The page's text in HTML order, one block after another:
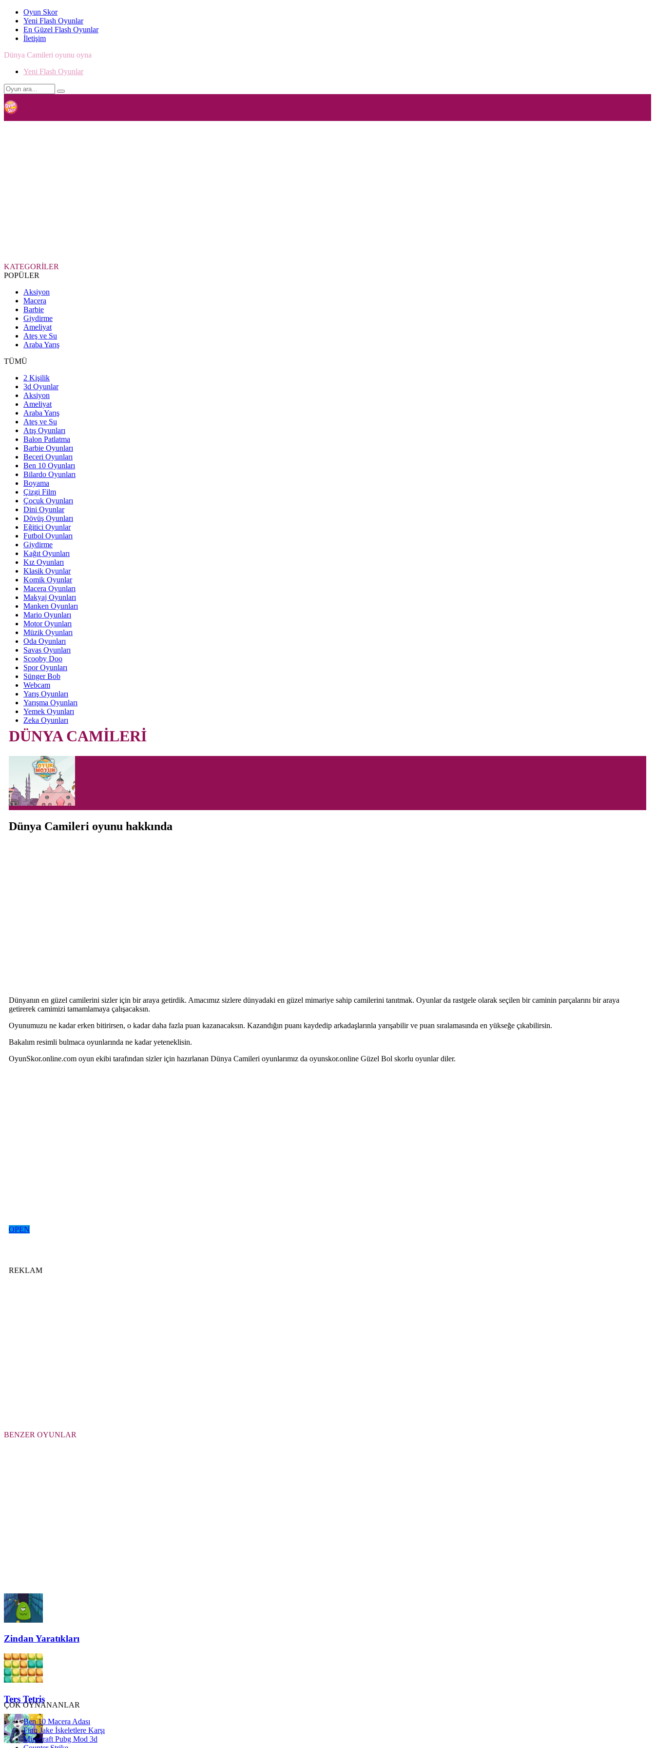
Oyun Skor
Yeni Flash Oyunlar
En Güzel Flash Oyunlar
İletişim
Dünya Camileri oyunu oyna
Yeni Flash Oyunlar
KATEGORİLER
POPÜLER
Aksiyon
Macera
Barbie
Giydirme
Ameliyat
Ateş ve Su
Araba Yarış
TÜMÜ
2 Kişilik
3d Oyunlar
Aksiyon
Ameliyat
Araba Yarış
Ateş ve Su
Atış Oyunları
Balon Patlatma
Barbie Oyunları
Beceri Oyunları
Ben 10 Oyunları
Bilardo Oyunları
Boyama
Çizgi Film
Çocuk Oyunları
Dini Oyunlar
Dövüş Oyunları
Eğitici Oyunlar
Futbol Oyunları
Giydirme
Kağıt Oyunları
Kız Oyunları
Klasik Oyunlar
Komik Oyunlar
Macera Oyunları
Makyaj Oyunları
Manken Oyunları
Mario Oyunları
Motor Oyunları
Müzik Oyunları
Oda Oyunları
Savas Oyunları
Scooby Doo
Spor Oyunları
Sünger Bob
Webcam
Yarış Oyunları
Yarışma Oyunları
Yemek Oyunları
Zeka Oyunları
DÜNYA CAMİLERİ
Dünya Camileri oyunu hakkında
Dünyanın en güzel camilerini sizler için bir araya getirdik. Amacımız sizlere dünyadaki en güzel mimariye sahip camilerini tanıtmak. Oyunlar da rastgele olarak seçilen bir caminin parçalarını bir araya
getirerek camimizi tamamlamaya çalışacaksın.
Oyunumuzu ne kadar erken bitirirsen, o kadar daha fazla puan kazanacaksın. Kazandığın puanı kaydedip arkadaşlarınla yarışabilir ve puan sıralamasında en yükseğe çıkabilirsin.
Bakalım resimli bulmaca oyunlarında ne kadar yeteneklisin.
OyunSkor.online.com oyun ekibi tarafından sizler için hazırlanan Dünya Camileri oyunlarımız da oyunskor.online Güzel Bol skorlu oyunlar diler.
OPEN
REKLAM
BENZER OYUNLAR
Zindan Yaratıkları
Ters Tetris
ÇOK OYNANANLAR
Ben 10 Macera Adası
Finn Jake İskeletlere Karşı
Minecraft Pubg Mod 3d